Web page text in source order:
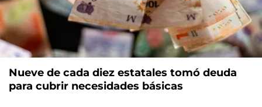
Nueve de cada diez estatales tomó deuda
para cubrir necesidades básicas